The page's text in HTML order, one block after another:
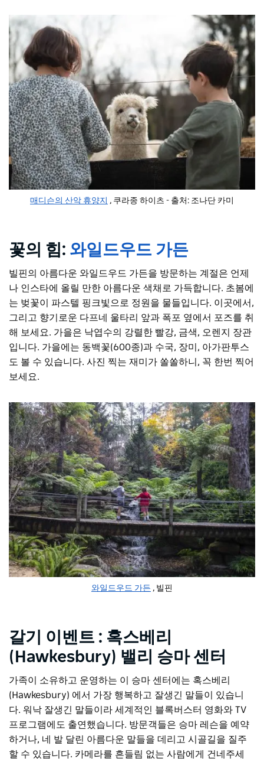
매디슨의 산악 휴양지 , 쿠라종 하이츠 - 출처: 조나단 카미
꽃의 힘: 와일드우드 가든
빌핀의 아름다운 와일드우드 가든을 방문하는 계절은 언제
나 인스타에 올릴 만한 아름다운 색채로 가득합니다. 초봄에
는 벚꽃이 파스텔 핑크빛으로 정원을 물들입니다. 이곳에서,
그리고 향기로운 다프네 울타리 앞과 폭포 옆에서 포즈를 취
해 보세요. 가을은 낙엽수의 강렬한 빨강, 금색, 오렌지 장관
입니다. 가을에는 동백꽃(600종)과 수국, 장미, 아가판투스
도 볼 수 있습니다. 사진 찍는 재미가 쏠쏠하니, 꼭 한번 찍어
보세요.
와일드우드 가든 , 빌핀
갈기 이벤트 : 혹스베리
(Hawkesbury) 밸리 승마 센터
가족이 소유하고 운영하는 이 승마 센터에는 혹스베리
(Hawkesbury) 에서 가장 행복하고 잘생긴 말들이 있습니
다. 워낙 잘생긴 말들이라 세계적인 블록버스터 영화와 TV
프로그램에도 출연했습니다. 방문객들은 승마 레슨을 예약
하거나, 네 발 달린 아름다운 말들을 데리고 시골길을 질주
할 수 있습니다. 카메라를 흔들림 없는 사람에게 건네주세